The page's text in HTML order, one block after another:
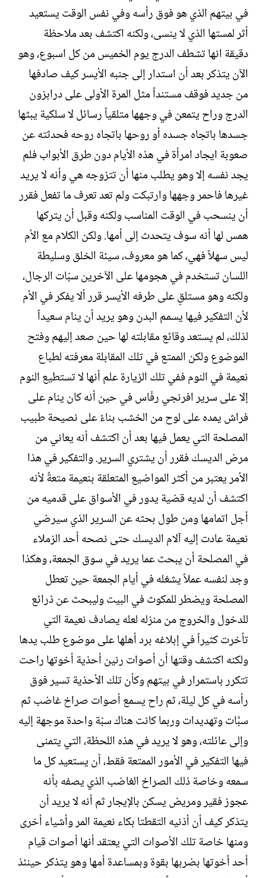
في بيتهم الذي هو فوق رأسه وفي نفس الوقت يستعيد
أثر لمستها الذي لا ينسى، ولكنه اكتشف بعد ملاحظة
دقيقة انها تشطف الدرج يوم الخميس من كل اسبوع، وهو
الآن يتذكر بعد أن استدار إلى جنبه الأيسر كيف صادفها
من جديد فوقف مستنداً مثل المرة الأولى على درابزون
الدرج وراح يتمعن في وجهها متلقياً رسائل لا سلكية يبثها
جسدها باتجاه جسده أو روحها باتجاه روحه فحدثته عن
صعوبة ايجاد امرأة في هذه الأيام دون طرق الأبواب فلم
يجد نفسه إلا وهو يطلب منها أن تتزوجه هي وأنه لا يريد
غيرها فاحمر وجهها وارتبكت ولم تعد تعرف ما تفعل فقرر
أن ينسحب في الوقت المناسب ولكنه وقبل أن يتركها
همس لها أنه سوف يتحدث إلى أمها. ولكن الكلام مع الأم
ليس سهلاً فهي، كما هو معروف، سيئة الخلق وسليطة
اللسان تستخدم في هجومها على الآخرين سبّات الرجال،
ولكنه وهو مستلقٍ على طرفه الأيسر قرر ألا يفكر في الأم
لأن التفكير فيها يسمم البدن وهو يريد أن ينام سعيداً
لذلك، لم يستعد وقائع مقابلته لها حين صعد إليهم وفتح
الموضوع ولكن الممتع في تلك المقابلة معرفته لطباع
نعيمة في النوم ففي تلك الزيارة علم أنها لا تستطيع النوم
إلا على سرير افرنجي رفّاس في حين أنه كان ينام على
فراش يمده على لوح من الخشب بناءً على نصيحة طبيب
المصلحة التي يعمل فيها بعد أن اكتشف أنه يعاني من
مرض الديسك فقرر أن يشتري السرير. والتفكير في هذا
الأمر يعتبر من أكثر المواضيع المتعلقة بنعيمة متعةً لأنه
اكتشف أن لديه قضية يدور في الأسواق على قدميه من
أجل اتمامها ومن طول بحثه عن السرير الذي سيرضي
نعيمة عادت إليه آلام الديسك حتى نصحه أحد الزملاء
في المصلحة أن يبحث عما يريد في سوق الجمعة، وهكذا
وجد لنفسه عملاً يشغله في أيام الجمعة حين تعطل
المصلحة ويضطر للمكوث في البيت وليبحث عن ذرائع
للدخول والخروج من منزله لعله يصادف نعيمة التي
تأخرت كثيراً في إبلاغه برد أهلها على موضوع طلب يدها
ولكنه اكتشف وقتها أن أصوات رنين أحذية أخوتها راحت
تتكرر باستمرار في بيتهم وكأن تلك الأحذية تسير فوق
رأسه في كل ليلة، ثم راح يسمع أصوات صراخ غاضب ثم
سبَّات وتهديدات وربما كانت هناك سبّة واحدة موجهة إليه
وإلى عائلته، وهو لا يريد في هذه اللحظة، التي يتمنى
فيها التفكير في الأمور الممتعة فقط، أن يستعيد كل ما
سمعه وخاصة ذلك الصراخ الغاضب الذي يصفه بأنه
عجوز فقير ومريض يسكن بالإيجار ثم أنه لا يريد أن
يتذكر كيف أن أذنيه التقطتا بكاء نعيمة المر وأشياء أخرى
ومنها خاصة تلك الأصوات التي يعتقد أنها أصوات قيام
أحد أخوتها بضربها بقوة وبمساعدة أمها وهو يتذكر حينئذ